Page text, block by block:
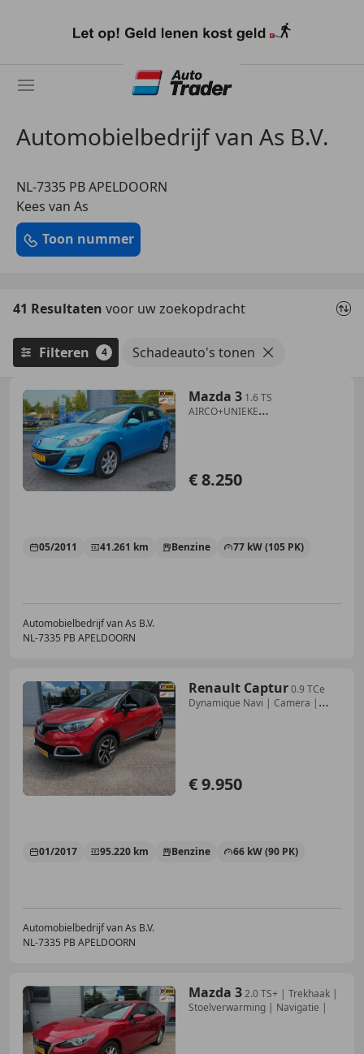
naar
Automobielbedrijf van As B.V.
NL-7335 PB APELDOORN
Kees van As
Toon nummer
41 Resultaten voor uw zoekopdracht
Filteren 4 Schadeauto's tonen
Mazda 3 1.6 TS
AIRCO+UNIEKE
€ 8.250
05/2011 41.261 km Benzine 77 kW (105 PK)
Automobielbedrijf van As B.V.
NL-7335 PB APELDOORN
Renault Captur0.9 TCe
Dynamique Navi | Camera |
€ 9.950
01/2017 95.220 km Benzine 66 kW (90 PK)
Automobielbedrijf van As B.V.
NL-7335 PB APELDOORN
Mazda 32.0 TS+ | Trekhaak |
Stoelverwarming | Navigatie |